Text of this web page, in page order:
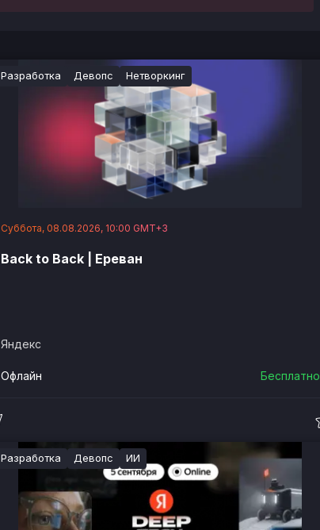
Разработка Девопс Нетворкинг
Суббота, 08.08.2026, 10:00 GMT+3
Back to Back | Ереван
Яндекс
Офлайн Бесплатно
Разработка Девопс ИИ